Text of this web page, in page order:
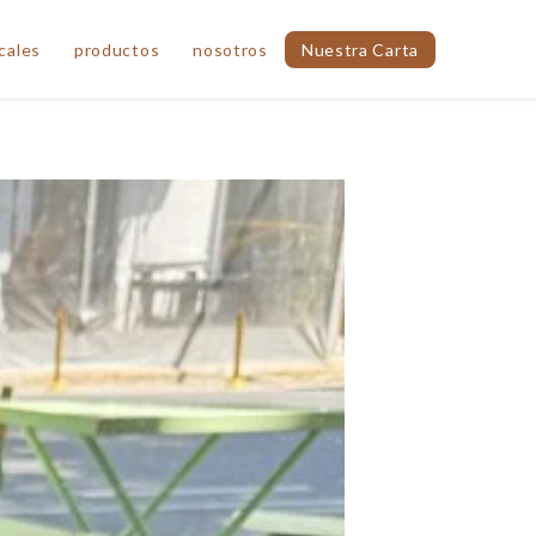
productos nosotros Nuestra Carta